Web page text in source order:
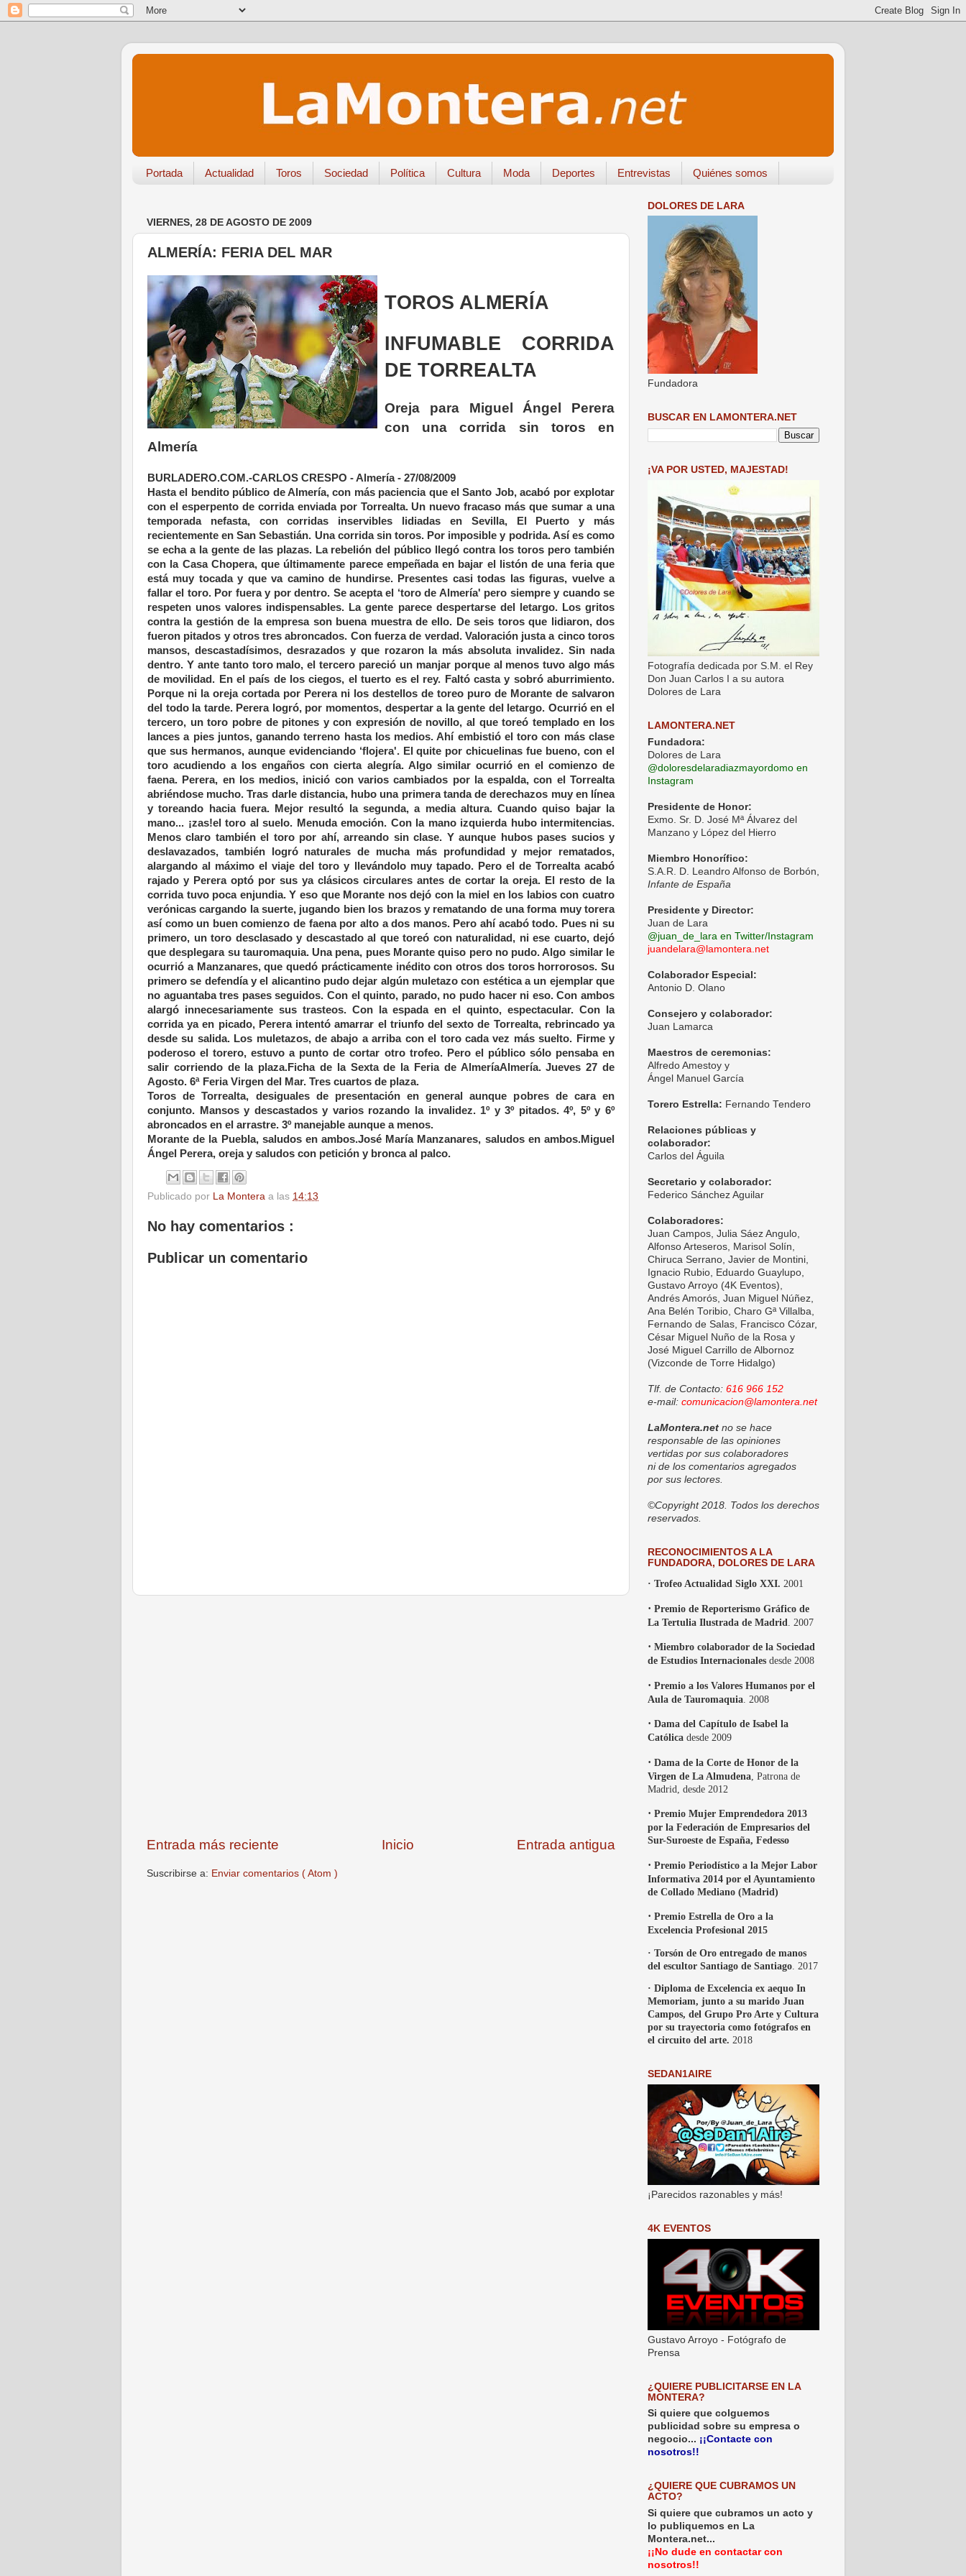
Portada Actualidad Toros Sociedad Política Cultura Moda Deportes Entrevistas Quiénes somos
VIERNES, 28 DE AGOSTO DE 2009
ALMERÍA: FERIA DEL MAR
TOROS ALMERÍA
INFUMABLE CORRIDA
DE TORREALTA
Oreja para Miguel Ángel Perera
con una corrida sin toros en
Almería
BURLADERO.COM.-CARLOS CRESPO - Almería - 27/08/2009
Hasta el bendito público de Almería, con más paciencia que el Santo Job, acabó por explotar
con el esperpento de corrida enviada por Torrealta. Un nuevo fracaso más que sumar a una
temporada nefasta, con corridas inservibles lidiadas en Sevilla, El Puerto y más
recientemente en San Sebastián. Una corrida sin toros. Por imposible y podrida. Así es como
se echa a la gente de las plazas. La rebelión del público llegó contra los toros pero también
con la Casa Chopera, que últimamente parece empeñada en bajar el listón de una feria que
está muy tocada y que va camino de hundirse. Presentes casi todas las figuras, vuelve a
fallar el toro. Por fuera y por dentro. Se acepta el ‘toro de Almería' pero siempre y cuando se
respeten unos valores indispensables. La gente parece despertarse del letargo. Los gritos
contra la gestión de la empresa son buena muestra de ello. De seis toros que lidiaron, dos
fueron pitados y otros tres abroncados. Con fuerza de verdad. Valoración justa a cinco toros
mansos, descastadísimos, desrazados y que rozaron la más absoluta invalidez. Sin nada
dentro. Y ante tanto toro malo, el tercero pareció un manjar porque al menos tuvo algo más
de movilidad. En el país de los ciegos, el tuerto es el rey. Faltó casta y sobró aburrimiento.
Porque ni la oreja cortada por Perera ni los destellos de toreo puro de Morante de salvaron
del todo la tarde. Perera logró, por momentos, despertar a la gente del letargo. Ocurrió en el
tercero, un toro pobre de pitones y con expresión de novillo, al que toreó templado en los
lances a pies juntos, ganando terreno hasta los medios. Ahí embistió el toro con más clase
que sus hermanos, aunque evidenciando ‘flojera'. El quite por chicuelinas fue bueno, con el
toro acudiendo a los engaños con cierta alegría. Algo similar ocurrió en el comienzo de
faena. Perera, en los medios, inició con varios cambiados por la espalda, con el Torrealta
abriéndose mucho. Tras darle distancia, hubo una primera tanda de derechazos muy en línea
y toreando hacia fuera. Mejor resultó la segunda, a media altura. Cuando quiso bajar la
mano... ¡zas!el toro al suelo. Menuda emoción. Con la mano izquierda hubo intermitencias.
Menos claro también el toro por ahí, arreando sin clase. Y aunque hubos pases sucios y
deslavazados, también logró naturales de mucha más profundidad y mejor rematados,
alargando al máximo el viaje del toro y llevándolo muy tapado. Pero el de Torrealta acabó
rajado y Perera optó por sus ya clásicos circulares antes de cortar la oreja. El resto de la
corrida tuvo poca enjundia. Y eso que Morante nos dejó con la miel en los labios con cuatro
verónicas cargando la suerte, jugando bien los brazos y rematando de una forma muy torera
así como un buen comienzo de faena por alto a dos manos. Pero ahí acabó todo. Pues ni su
primero, un toro desclasado y descastado al que toreó con naturalidad, ni ese cuarto, dejó
que desplegara su tauromaquia. Una pena, pues Morante quiso pero no pudo. Algo similar le
ocurrió a Manzanares, que quedó prácticamente inédito con otros dos toros horrorosos. Su
primero se defendía y el alicantino pudo dejar algún muletazo con estética a un ejemplar que
no aguantaba tres pases seguidos. Con el quinto, parado, no pudo hacer ni eso. Con ambos
alargó innecesariamente sus trasteos. Con la espada en el quinto, espectacular. Con la
corrida ya en picado, Perera intentó amarrar el triunfo del sexto de Torrealta, rebrincado ya
desde su salida. Los muletazos, de abajo a arriba con el toro cada vez más suelto. Firme y
poderoso el torero, estuvo a punto de cortar otro trofeo. Pero el público sólo pensaba en
salir corriendo de la plaza.Ficha de la Sexta de la Feria de AlmeríaAlmería. Jueves 27 de
Agosto. 6ª Feria Virgen del Mar. Tres cuartos de plaza.
Toros de Torrealta, desiguales de presentación en general aunque pobres de cara en
conjunto. Mansos y descastados y varios rozando la invalidez. 1º y 3º pitados. 4º, 5º y 6º
abroncados en el arrastre. 3º manejable aunque a menos.
Morante de la Puebla, saludos en ambos.José María Manzanares, saludos en ambos.Miguel
Ángel Perera, oreja y saludos con petición y bronca al palco.
Publicado por La Montera a las 14:13
No hay comentarios :
Publicar un comentario
Entrada más reciente Entrada antigua
Inicio
Suscribirse a: Enviar comentarios ( Atom )
DOLORES DE LARA
Fundadora
BUSCAR EN LAMONTERA.NET
¡VA POR USTED, MAJESTAD!
Fotografía dedicada por S.M. el Rey
Don Juan Carlos I a su autora
Dolores de Lara
LAMONTERA.NET
Fundadora:
Dolores de Lara
@doloresdelaradiazmayordomo en
Instagram
Presidente de Honor:
Exmo. Sr. D. José Mª Álvarez del
Manzano y López del Hierro
Miembro Honorífico:
S.A.R. D. Leandro Alfonso de Borbón,
Infante de España
Presidente y Director:
Juan de Lara
@juan_de_lara en Twitter/Instagram
juandelara@lamontera.net
Colaborador Especial:
Antonio D. Olano
Consejero y colaborador:
Juan Lamarca
Maestros de ceremonias:
Alfredo Amestoy y
Ángel Manuel García
Torero Estrella: Fernando Tendero
Relaciones públicas y
colaborador:
Carlos del Águila
Secretario y colaborador:
Federico Sánchez Aguilar
Colaboradores:
Juan Campos, Julia Sáez Angulo,
Alfonso Arteseros, Marisol Solín,
Chiruca Serrano, Javier de Montini,
Ignacio Rubio, Eduardo Guaylupo,
Gustavo Arroyo (4K Eventos),
Andrés Amorós, Juan Miguel Núñez,
Ana Belén Toribio, Charo Gª Villalba,
Fernando de Salas, Francisco Cózar,
César Miguel Nuño de la Rosa y
José Miguel Carrillo de Albornoz
(Vizconde de Torre Hidalgo)
Tlf. de Contacto: 616 966 152
e-mail: comunicacion@lamontera.net
LaMontera.net no se hace
responsable de las opiniones
vertidas por sus colaboradores
ni de los comentarios agregados
por sus lectores.
©Copyright 2018. Todos los derechos
reservados.
RECONOCIMIENTOS A LA
FUNDADORA, DOLORES DE LARA
· Trofeo Actualidad Siglo XXI. 2001
· Premio de Reporterismo Gráfico de
La Tertulia Ilustrada de Madrid . 2007
· Miembro colaborador de la Sociedad
de Estudios Internacionales desde 2008
· Premio a los Valores Humanos por el
Aula de Tauromaquia . 2008
· Dama del Capítulo de Isabel la
Católica desde 2009
· Dama de la Corte de Honor de la
Virgen de La Almudena , Patrona de
Madrid, desde 2012
· Premio Mujer Emprendedora 2013
por la Federación de Empresarios del
Sur-Suroeste de España, Fedesso
· Premio Periodístico a la Mejor Labor
Informativa 2014 por el Ayuntamiento
de Collado Mediano (Madrid)
· Premio Estrella de Oro a la
Excelencia Profesional 2015
· Torsón de Oro entregado de manos
del escultor Santiago de Santiago . 2017
· Diploma de Excelencia ex aequo In
Memoriam, junto a su marido Juan
Campos, del Grupo Pro Arte y Cultura
por su trayectoria como fotógrafos en
el circuito del arte. 2018
SEDAN1AIRE
¡Parecidos razonables y más!
4K EVENTOS
Gustavo Arroyo - Fotógrafo de
Prensa
¿QUIERE PUBLICITARSE EN LA
MONTERA?
Si quiere que colguemos
publicidad sobre su empresa o
negocio... ¡¡Contacte con
nosotros!!
¿QUIERE QUE CUBRAMOS UN
ACTO?
Si quiere que cubramos un acto y
lo publiquemos en La
Montera.net...
¡¡No dude en contactar con
nosotros!!